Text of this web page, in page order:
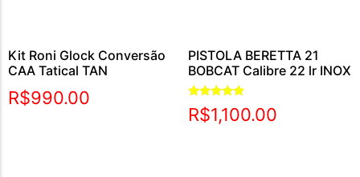
Kit Roni Glock Conversão
CAA Tatical TAN
R$990.00
PISTOLA BERETTA 21
BOBCAT Calibre 22 lr INOX
Avaliação
5.00
R$1,100.00